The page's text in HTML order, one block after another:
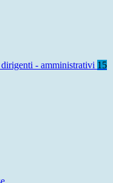
- amministrativi 15